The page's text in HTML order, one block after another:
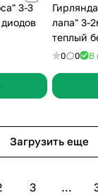
3-3
лапа" 3-
теплый
0 0 В
Загрузить еще
3 ...